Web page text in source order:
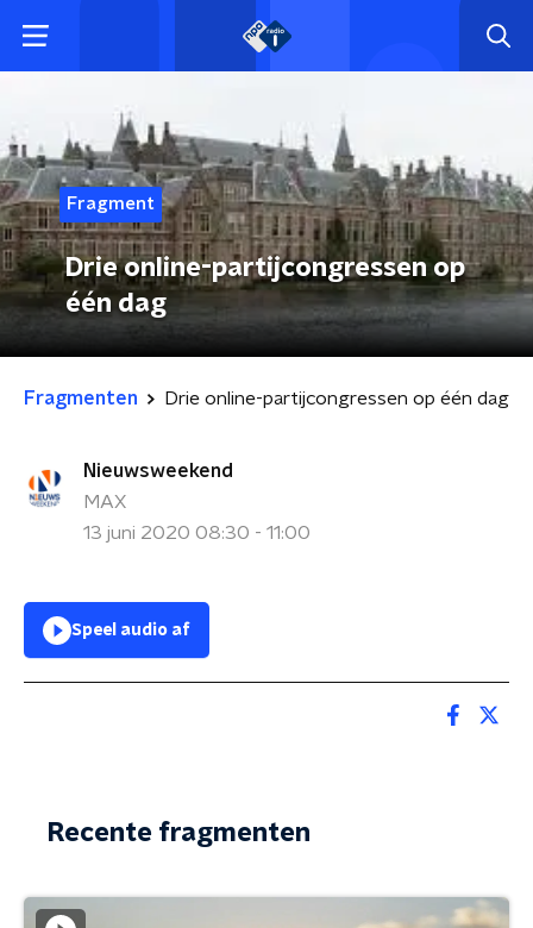
Fragment
Drie online-partijcongressen op
één dag
Fragmenten Drie online-partijcongressen op één dag
Nieuwsweekend
MAX
13 juni 2020 08:30 - 11:00
Speel audio af
Recente fragmenten